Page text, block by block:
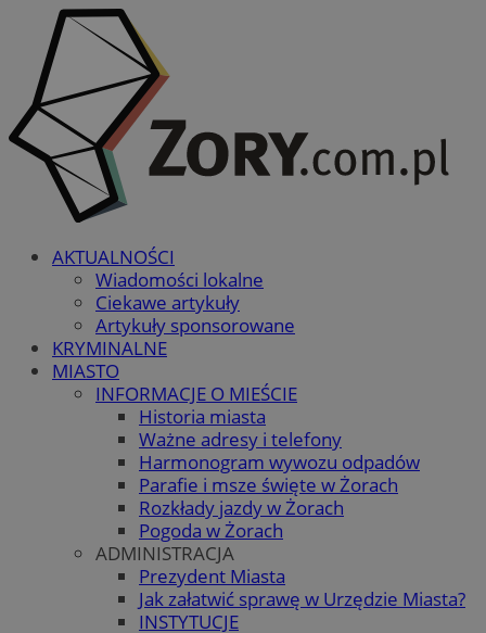
AKTUALNOŚCI
Wiadomości lokalne
Ciekawe artykuły
Artykuły sponsorowane
KRYMINALNE
MIASTO
INFORMACJE O MIEŚCIE
Historia miasta
Ważne adresy i telefony
Harmonogram wywozu odpadów
Parafie i msze święte w Żorach
Rozkłady jazdy w Żorach
Pogoda w Żorach
ADMINISTRACJA
Prezydent Miasta
Jak załatwić sprawę w Urzędzie Miasta?
INSTYTUCJE